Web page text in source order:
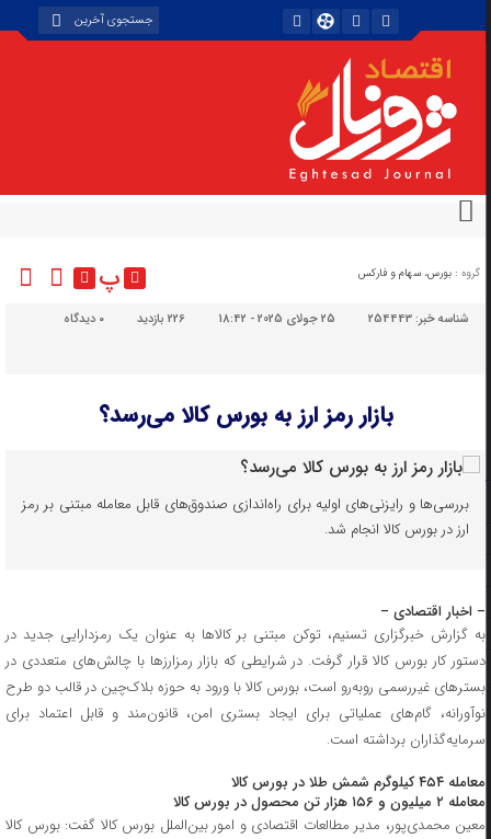
گروه : بورس، سهام و فارکس پ
شناسه خبر:254443 25 جولای 2025 - 18:42 226 بازدید دیدگاه
بازار رمز ارز به بورس کالا می‌رسد؟
بررسی‌ها و رایزنی‌های اولیه برای راه‌اندازی صندوق‌های قابل معامله مبتنی بر رمز
ارز در بورس کالا انجام شد.
– اخبار اقتصادی –
به گزارش خبرگزاری تسنیم، توکن مبتنی بر کالا‌ها به عنوان یک رمزدارایی جدید در
دستور کار بورس کالا قرار گرفت. در شرایطی که بازار رمزارز‌ها با چالش‌های متعددی در
بستر‌های غیررسمی رو‌به‌رو است، بورس کالا با ورود به حوزه بلاک‌چین در قالب دو طرح
نوآورانه، گام‌های عملیاتی برای ایجاد بستری امن، قانون‌مند و قابل اعتماد برای
سرمایه‌گذاران برداشته است.
معامله ۴۵۴ کیلوگرم شمش طلا در بورس کالا
معامله ۲ میلیون و ۱۵۶ هزار تن محصول در بورس کالا
معین محمدی‌پور، مدیر مطالعات اقتصادی و امور بین‌الملل بورس کالا گفت: بورس کالا